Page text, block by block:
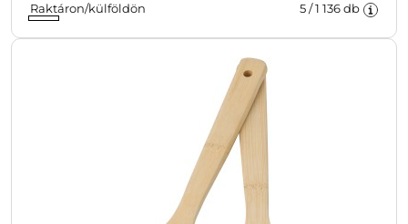
Raktáron/külföldön
5/1 136db